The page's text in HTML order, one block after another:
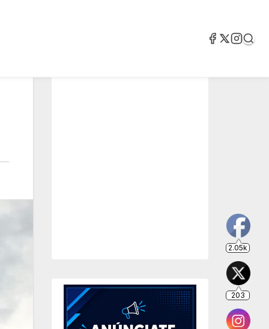
2.05k
203